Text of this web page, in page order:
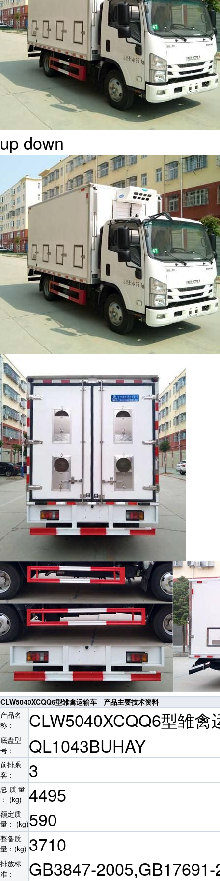
up down
CLW5040XCQQ6型雏禽运输车 产品主要技术资料
产品名
称：
CLW5040XCQQ6型雏禽
底盘型
号：
QL1043BUHAY
前排乘
客：
3
总 质 量
： (kg)
4495
额定质
量： (kg)590
整备质
量：(kg) 3710
排放标
准：
GB3847-